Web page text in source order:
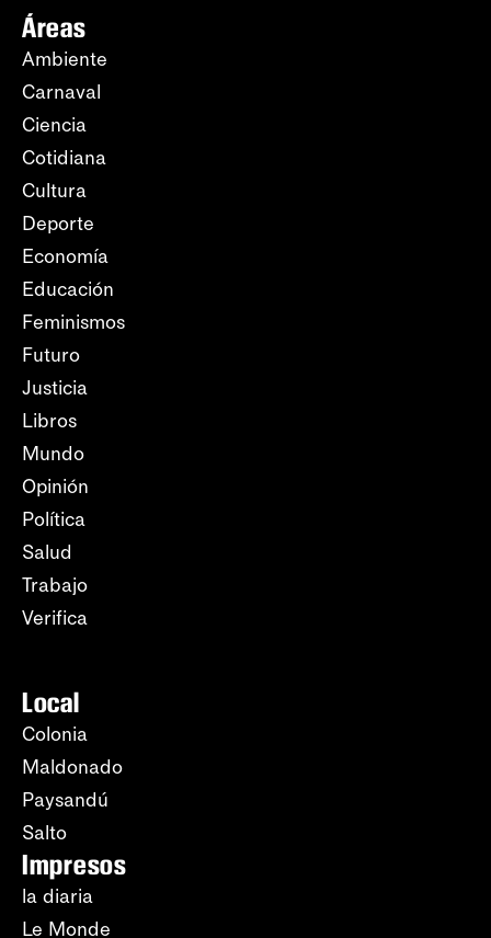
Áreas
Ambiente
Carnaval
Ciencia
Cotidiana
Cultura
Deporte
Economía
Educación
Feminismos
Futuro
Justicia
Libros
Mundo
Opinión
Política
Salud
Trabajo
Verifica
Local
Colonia
Maldonado
Paysandú
Salto
Impresos
la diaria
Le Monde